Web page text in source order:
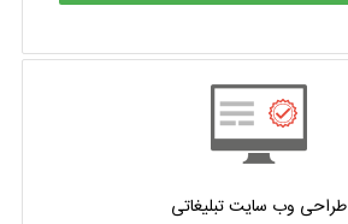
طراحی وب سایت تبلیغاتی